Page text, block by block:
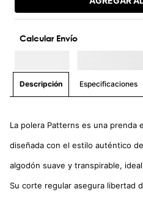
Calcular Envío
Descripción Especificaciones
La polera Patterns es una prenda
diseñada con el estilo auténtico
algodón suave y transpirable,
Su corte regular asegura libertad